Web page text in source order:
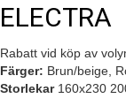
ELECTRA
Rabatt vid köp av
Färger: Brun/beige,
Storlekar160x230